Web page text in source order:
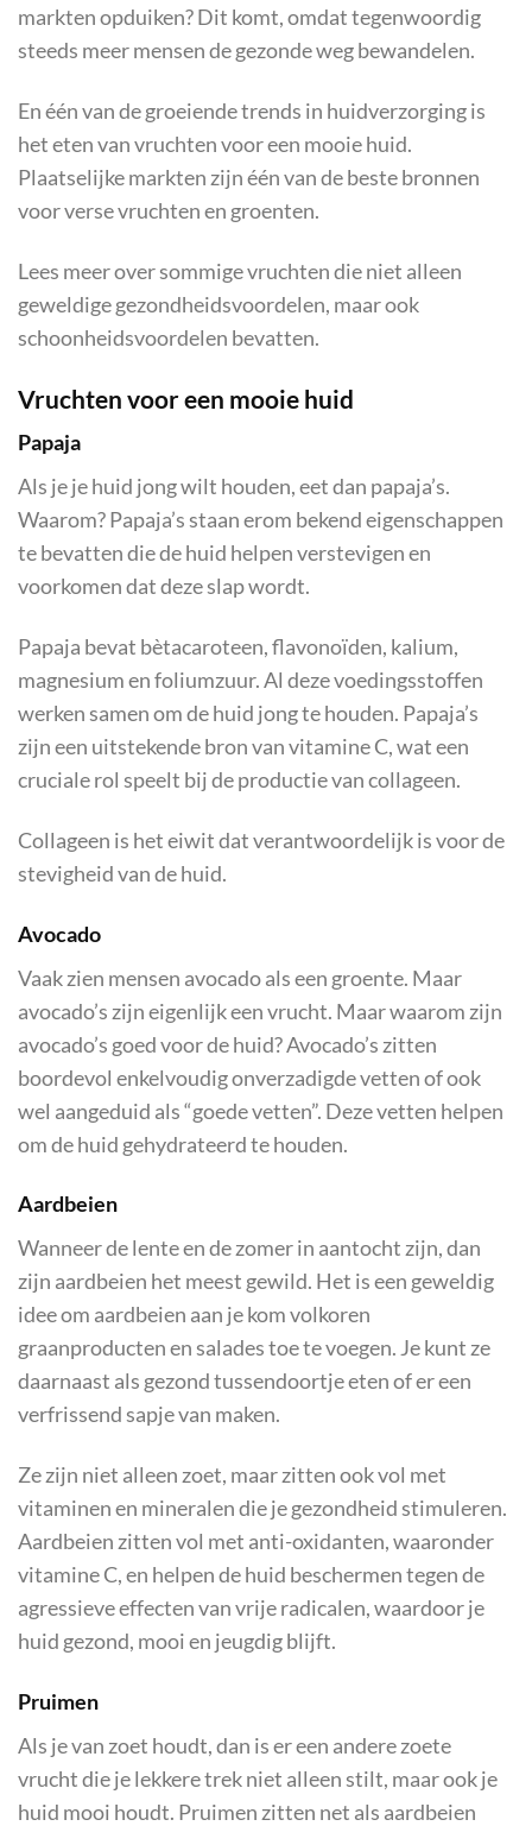
markten opduiken? Dit komt, omdat tegenwoordig
steeds meer mensen de gezonde weg bewandelen.
En één van de groeiende trends in huidverzorging is
het eten van vruchten voor een mooie huid.
Plaatselijke markten zijn één van de beste bronnen
voor verse vruchten en groenten.
Lees meer over sommige vruchten die niet alleen
geweldige gezondheidsvoordelen, maar ook
schoonheidsvoordelen bevatten.
Vruchten voor een mooie huid
Papaja
Als je je huid jong wilt houden, eet dan papaja’s.
Waarom? Papaja’s staan erom bekend eigenschappen
te bevatten die de huid helpen verstevigen en
voorkomen dat deze slap wordt.
Papaja bevat bètacaroteen, flavonoïden, kalium,
magnesium en foliumzuur. Al deze voedingsstoffen
werken samen om de huid jong te houden. Papaja’s
zijn een uitstekende bron van vitamine C, wat een
cruciale rol speelt bij de productie van collageen.
Collageen is het eiwit dat verantwoordelijk is voor de
stevigheid van de huid.
Avocado
Vaak zien mensen avocado als een groente. Maar
avocado’s zijn eigenlijk een vrucht. Maar waarom zijn
avocado’s goed voor de huid? Avocado’s zitten
boordevol enkelvoudig onverzadigde vetten of ook
wel aangeduid als “goede vetten”. Deze vetten helpen
om de huid gehydrateerd te houden.
Aardbeien
Wanneer de lente en de zomer in aantocht zijn, dan
zijn aardbeien het meest gewild. Het is een geweldig
idee om aardbeien aan je kom volkoren
graanproducten en salades toe te voegen. Je kunt ze
daarnaast als gezond tussendoortje eten of er een
verfrissend sapje van maken.
Ze zijn niet alleen zoet, maar zitten ook vol met
vitaminen en mineralen die je gezondheid stimuleren.
Aardbeien zitten vol met anti-oxidanten, waaronder
vitamine C, en helpen de huid beschermen tegen de
agressieve effecten van vrije radicalen, waardoor je
huid gezond, mooi en jeugdig blijft.
Pruimen
Als je van zoet houdt, dan is er een andere zoete
vrucht die je lekkere trek niet alleen stilt, maar ook je
huid mooi houdt. Pruimen zitten net als aardbeien